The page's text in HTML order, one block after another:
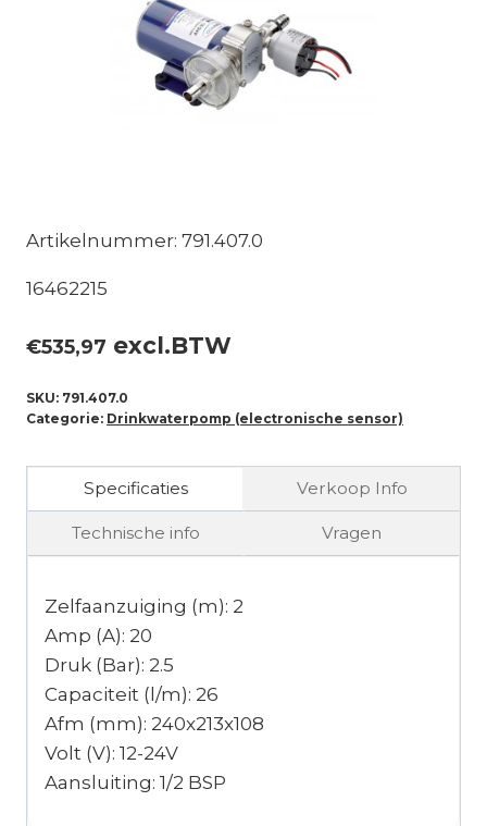
Artikelnummer: 791.407.0
16462215
€535,97 excl.BTW
SKU: 791.407.0
Categorie: Drinkwaterpomp (electronische sensor)
Specificaties Verkoop Info
Technische info Vragen
Zelfaanzuiging (m): 2
Amp (A): 20
Druk (Bar): 2.5
Capaciteit (l/m): 26
Afm (mm): 240x213x108
Volt (V): 12-24V
Aansluiting: 1/2 BSP